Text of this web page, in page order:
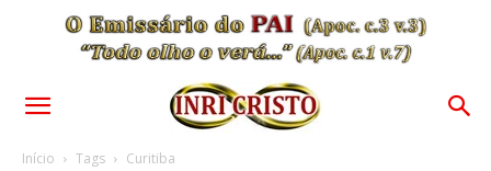
Início Tags Curitiba